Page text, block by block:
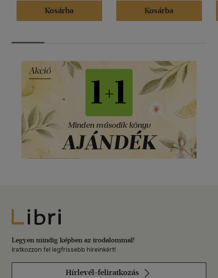
Kosárba
Kosárba
Libri
Legyen mindig képben az irodalommal!
Iratkozzon fel legfrissebb híreinkért!
Hírlevél-feliratkozás